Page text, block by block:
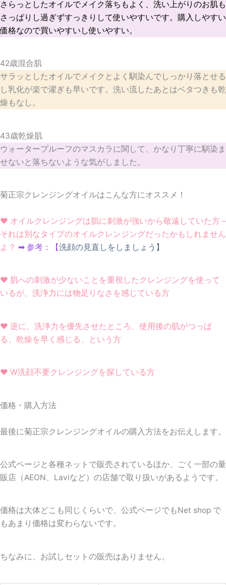
さらっとしたオイルでメイク落ちもよく、洗い上がりのお肌も
さっぱりし過ぎずすっきりして使いやすいです。購入しやすい
価格なので買いやすいし使いやすい。
サラッとしたオイルでメイクとよく馴染んでしっかり落とせる
し乳化が楽で濯ぎも早いです。洗い流したあとはベタつきも乾
燥もなし。
ウォータープルーフのマスカラに関して、かなり丁寧に馴染ま
せないと落ちないような気がしました。
菊正宗クレンジングオイルはこんな方にオススメ！
❤ オイルクレンジングは肌に刺激が強いから敬遠していた方 –
それは別なタイプのオイルクレンジングだったかもしれません
よ？ ➡ 参考：【洗顔の見直しをしましょう】
❤ 肌への刺激が少ないことを重視したクレンジングを使って
いるが、洗浄力には物足りなさを感じている方
❤ 逆に、洗浄力を優先させたところ、使用後の肌がつっぱ
る、乾燥を早く感じる、という方
❤ W洗顔不要クレンジングを探している方
価格・購入方法
最後に菊正宗クレンジングオイルの購入方法をお伝えします。
公式ページと各種ネットで販売されているほか、ごく一部の量
販店（AEON、Laviなど）の店舗で取り扱いがあるようです。
価格は大体どこも同じくらいで、公式ページでもNet shop で
もあまり価格は変わらないです。
ちなみに、お試しセットの販売はありません。